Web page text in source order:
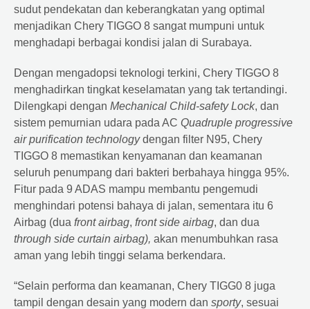
sudut pendekatan dan keberangkatan yang optimal
menjadikan Chery TIGGO 8 sangat mumpuni untuk
menghadapi berbagai kondisi jalan di Surabaya.
Dengan mengadopsi teknologi terkini, Chery TIGGO 8
menghadirkan tingkat keselamatan yang tak tertandingi.
Dilengkapi dengan Mechanical Child-safety Lock, dan
sistem pemurnian udara pada AC Quadruple progressive
air purification technologydengan filter N95, Chery
TIGGO 8 memastikan kenyamanan dan keamanan
seluruh penumpang dari bakteri berbahaya hingga 95%.
Fitur pada 9 ADAS mampu membantu pengemudi
menghindari potensi bahaya di jalan, sementara itu 6
Airbag (dua front airbag, front side airbag, dan dua
through side curtain airbag), akan menumbuhkan rasa
aman yang lebih tinggi selama berkendara.
“Selain performa dan keamanan, Chery TIGG0 8 juga
tampil dengan desain yang modern dan sporty, sesuai